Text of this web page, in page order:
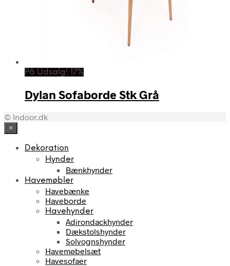
På Udsalg! 17%
Dylan Sofaborde Stk Grå
© Indoor.dk
×
Dekoration
Hynder
Bænkhynder
Havemøbler
Havebænke
Haveborde
Havehynder
Adirondackhynder
Dækstolshynder
Solvognshynder
Havemøbelsæt
Havesofaer